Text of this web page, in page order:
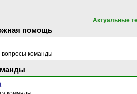
Актуальные
помощь
команды